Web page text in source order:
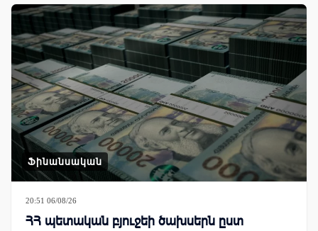
Ֆինանսական
20:51 06/08/26
ՀՀ պետական բյուջեի ծախսերն ըստ